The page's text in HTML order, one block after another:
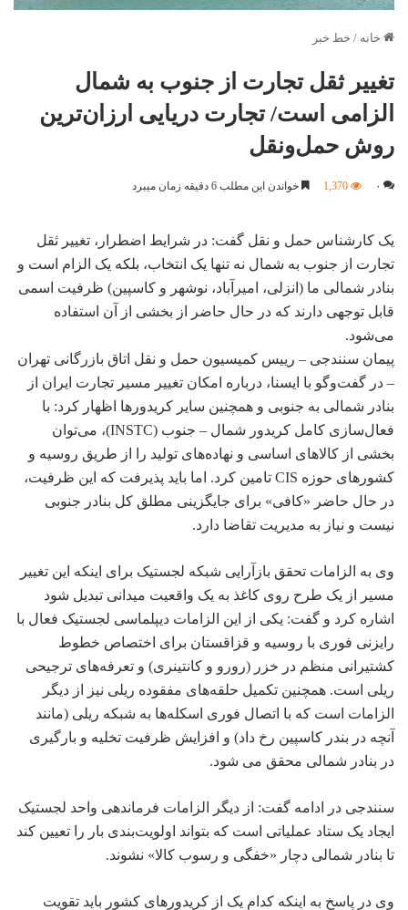
خانه / خط خبر
تغییر ثقل تجارت از جنوب به شمال
الزامی است/ تجارت دریایی ارزان‌ترین
روش حمل‌ونقل
۰ 1,370 خواندن این مطلب 6 دقیقه زمان میبرد
یک کارشناس حمل و نقل گفت: در شرایط اضطرار، تغییر ثقل
تجارت از جنوب به شمال نه تنها یک انتخاب، بلکه یک الزام است و
بنادر شمالی ما (انزلی، امیرآباد، نوشهر و کاسپین) ظرفیت اسمی
قابل توجهی دارند که در حال حاضر از بخشی از آن استفاده
می‌شود.
پیمان سنندجی – رییس کمیسیون حمل‌ و نقل اتاق بازرگانی تهران
– در گفت‌وگو با ایسنا، درباره امکان تغییر مسیر تجارت ایران از
بنادر شمالی به جنوبی و همچنین سایر کریدورها اظهار کرد: با
فعال‌سازی کامل کریدور شمال – جنوب (INSTC)، می‌توان
بخشی از کالاهای اساسی و نهاده‌های تولید را از طریق روسیه و
کشورهای حوزه CIS تامین کرد. اما باید پذیرفت که این ظرفیت،
در حال حاضر «کافی» برای جایگزینی مطلق کل بنادر جنوبی
نیست و نیاز به مدیریت تقاضا دارد.
وی به الزامات تحقق بازآرایی شبکه لجستیک برای اینکه این تغییر
مسیر از یک طرح روی کاغذ به یک واقعیت میدانی تبدیل شود
اشاره کرد و گفت: یکی از این الزامات دیپلماسی لجستیک فعال با
رایزنی فوری با روسیه و قزاقستان برای اختصاص خطوط
کشتیرانی منظم در خزر (رورو و کانتینری) و تعرفه‌های ترجیحی
ریلی است. همچنین تکمیل حلقه‌های مفقوده ریلی نیز از دیگر
الزامات است که با اتصال فوری اسکله‌ها به شبکه ریلی (مانند
آنچه در بندر کاسپین رخ داد) و افزایش ظرفیت تخلیه و بارگیری
در بنادر شمالی محقق می شود.
سنندجی در ادامه گفت: از دیگر الزامات فرماندهی واحد لجستیک
ایجاد یک ستاد عملیاتی است که بتواند اولویت‌بندی بار را تعیین کند
تا بنادر شمالی دچار «خفگی و رسوب کالا» نشوند.
وی در پاسخ به اینکه کدام یک از کریدورهای کشور باید تقویت